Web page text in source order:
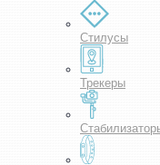
Стилусы
Трекеры